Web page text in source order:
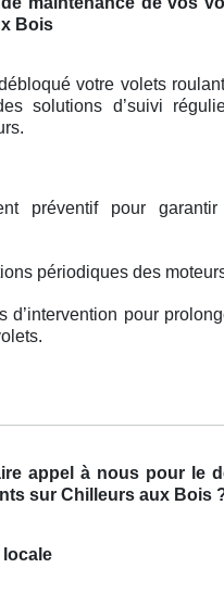
Bois
votre volets
solutions d’suivi
préventif pour
périodiques des
d’intervention pour
appel à nous pour le
sur Chilleurs aux Bois
locale